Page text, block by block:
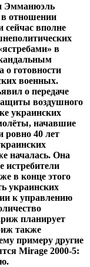
Эмманюэль
в отношении
вполне
в
о готовности
военных.
о передаче
воздушного
украинских
начавшие
ровно 40 лет
началась. Она
истребители
в конце этого
украинских
к управлению
планирует
также
примеру другие
Mirage 2000-5: